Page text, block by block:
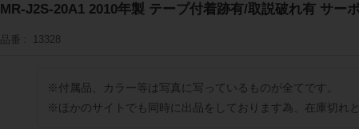
MR-J2S-20A1 2010年製 テープ付着跡有/取説破れ有 サー
品番 13328
※付属品、カラー等は写真に写っているものが全てです。
※ほかのサイトでも同時に出品をしております為、在庫切れ